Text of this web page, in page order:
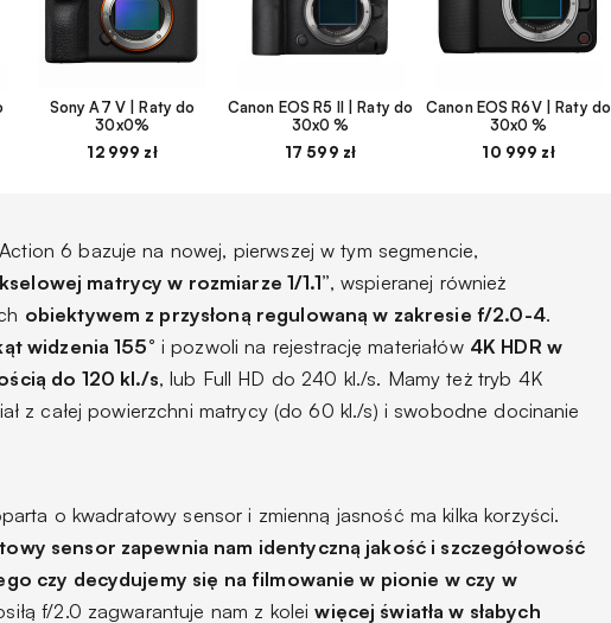
Sony A7 V | Raty do
30x0%
12 999 zł
Canon EOS R5 II | Raty do
30x0 %
17 599 zł
Canon EOS R6V | Raty do
30x0 %
10 999 zł
6 bazuje na nowej, pierwszej w tym segmencie,
matrycy w rozmiarze 1/1.1”, wspieranej również
obiektywem z przysłoną regulowaną w zakresie f/2.0-4.
widzenia 155° i pozwoli na rejestrację materiałów 4K HDR w
do 120 kl./s, lub Full HD do 240 kl./s. Mamy też tryb 4K
z całej powierzchni matrycy (do 60 kl./s) i swobodne docinanie
o kwadratowy sensor i zmienną jasność ma kilka korzyści.
sensor zapewnia nam identyczną jakość i szczegółowość
czy decydujemy się na filmowanie w pionie w czy w
f/2.0 zagwarantuje nam z koleiwięcej światła w słabych